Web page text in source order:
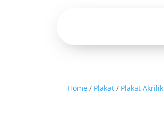
Home / Plakat / Plakat Akrilik